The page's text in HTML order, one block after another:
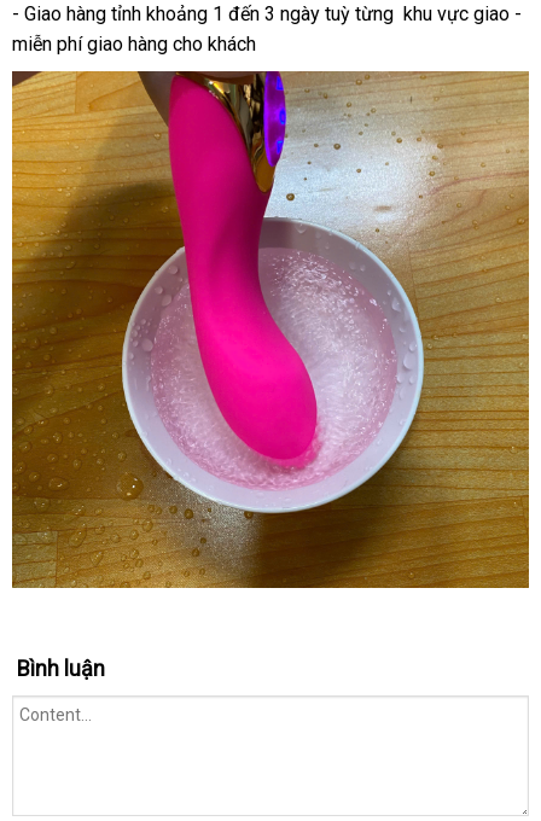
- Giao hàng tỉnh khoảng 1 đến 3 ngày tuỳ từng khu vực giao -
miễn phí giao hàng cho khách
Bình luận